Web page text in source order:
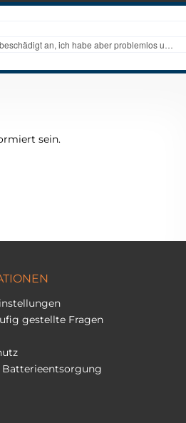
sein.
gestellte Fragen
Batterieentsorgung